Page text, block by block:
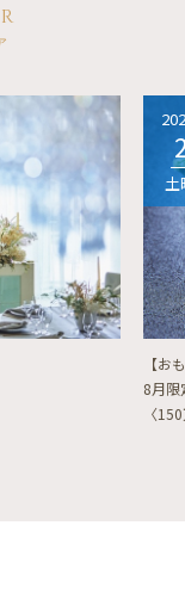
土
【お
8月限
〈